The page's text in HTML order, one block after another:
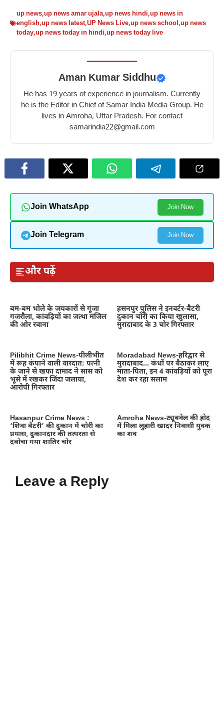
10
फायदे
–
tomato
10
बेहतरीन
फायदे
benefits
winter
10
फायदे
–
eating
10
गज़ब
के
amazing
winter
up news,up news amar ujala,up news hindi,up news in
english,up news latest,UP News Live,up news school,up news
today,up news today in hindi,up news today live
Aman Kumar Siddhu
He has 19 years of experience in journalism. Currently
he is the Editor in Chief of Samar India Media Group. He
lives in Amroha, Uttar Pradesh. For contact
samarindia22@gmail.com
Join WhatsApp Join Now
Join Telegram Join Now
और पढ़ें
बम-बम भोले के जयकारों से गूंजा
गजरौला, कांवड़ियों का जत्था मंजिल
की ओर रवाना
हसनपुर पुलिस ने इनवर्टर-बैटरी
दुकान चोरी का किया खुलासा,
मुरादाबाद के 3 चोर गिरफ्तार
Pilibhit Crime News-पीलीभीत
में रूह कंपाने वाली वारदात: पत्नी
के जाने से खफा दामाद ने सास को
भूसे में रखकर जिंदा जलाया,
आरोपी गिरफ्तार
Moradabad News-हरिद्वार से
मुरादाबाद… कंधों पर बैठाकर लाए
माता-पिता, इन 4 कांवड़ियों को पूरा
देश कर रहा सलाम
Hasanpur Crime News :
‘शिवा बैटरी’ की दुकान में चोरी का
प्रयास, दुकानदार की तत्परता से
दबोचा गया शातिर चोर
Amroha News-ट्यूबवेल की होद
में मिला लुहारी खादर निवासी युवक
का शव
Leave a Reply